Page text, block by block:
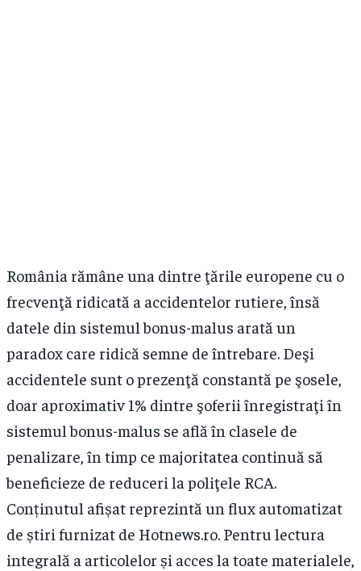
România rămâne una dintre ţările europene cu o
frecvenţă ridicată a accidentelor rutiere, însă
datele din sistemul bonus-malus arată un
paradox care ridică semne de întrebare. Deşi
accidentele sunt o prezenţă constantă pe şosele,
doar aproximativ 1% dintre şoferii înregistraţi în
sistemul bonus-malus se află în clasele de
penalizare, în timp ce majoritatea continuă să
beneficieze de reduceri la poliţele RCA.
Conținutul afișat reprezintă un flux automatizat
de știri furnizat de Hotnews.ro. Pentru lectura
integrală a articolelor și acces la toate materialele,